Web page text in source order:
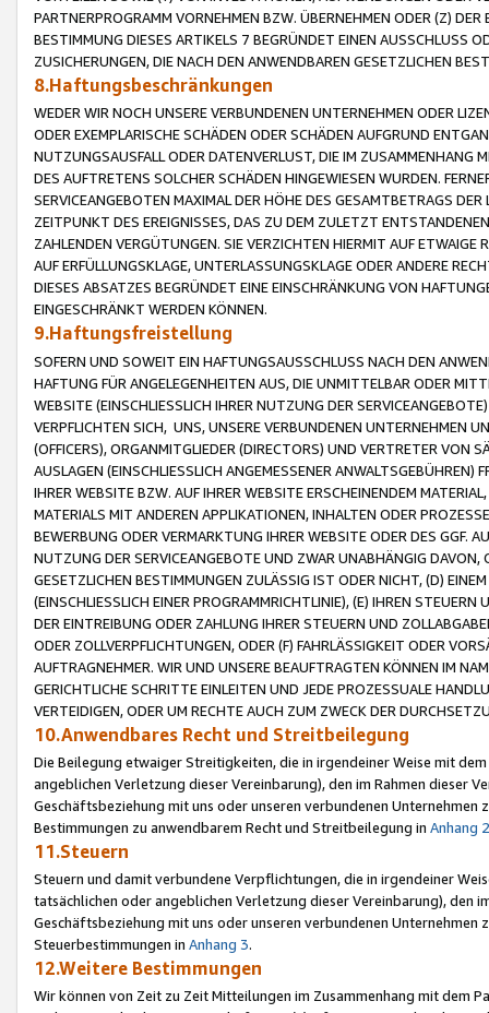
PARTNERPROGRAMM VORNEHMEN BZW. ÜBERNEHMEN ODER (Z)
BESTIMMUNG DIESES ARTIKELS 7 BEGRÜNDET EINEN AUSSCHLUSS
ZUSICHERUNGEN, DIE NACH DEN ANWENDBAREN GESETZLICHEN
8.Haftungsbeschränkungen
WEDER WIR NOCH UNSERE VERBUNDENEN UNTERNEHMEN ODER
ODER EXEMPLARISCHE SCHÄDEN ODER SCHÄDEN AUFGRUND
NUTZUNGSAUSFALL ODER DATENVERLUST, DIE IM ZUSAMMENHANG
DES AUFTRETENS SOLCHER SCHÄDEN HINGEWIESEN WURDEN.
SERVICEANGEBOTEN MAXIMAL DER HÖHE DES GESAMTBETRAGS
ZEITPUNKT DES EREIGNISSES, DAS ZU DEM ZULETZT
ZAHLENDEN VERGÜTUNGEN. SIE VERZICHTEN HIERMIT AUF
AUF ERFÜLLUNGSKLAGE, UNTERLASSUNGSKLAGE ODER ANDERE
DIESES ABSATZES BEGRÜNDET EINE EINSCHRÄNKUNG VON
EINGESCHRÄNKT WERDEN KÖNNEN.
9.Haftungsfreistellung
SOFERN UND SOWEIT EIN HAFTUNGSAUSSCHLUSS NACH DEN
HAFTUNG FÜR ANGELEGENHEITEN AUS, DIE UNMITTELBAR ODER
WEBSITE (EINSCHLIESSLICH IHRER NUTZUNG DER
VERPFLICHTEN SICH, UNS, UNSERE VERBUNDENEN UNTERNEHMEN
(OFFICERS), ORGANMITGLIEDER (DIRECTORS) UND VERTRETER VON
AUSLAGEN (EINSCHLIESSLICH ANGEMESSENER
IHRER WEBSITE BZW. AUF IHRER WEBSITE ERSCHEINENDEM
MATERIALS MIT ANDEREN APPLIKATIONEN, INHALTEN ODER
BEWERBUNG ODER VERMARKTUNG IHRER WEBSITE ODER DES GGF.
NUTZUNG DER SERVICEANGEBOTE UND ZWAR UNABHÄNGIG
GESETZLICHEN BESTIMMUNGEN ZULÄSSIG IST ODER NICHT, (D)
(EINSCHLIESSLICH EINER PROGRAMMRICHTLINIE), (E) IHREN
DER EINTREIBUNG ODER ZAHLUNG IHRER STEUERN UND
ODER ZOLLVERPFLICHTUNGEN, ODER (F) FAHRLÄSSIGKEIT ODER
AUFTRAGNEHMER. WIR UND UNSERE BEAUFTRAGTEN KÖNNEN IM
GERICHTLICHE SCHRITTE EINLEITEN UND JEDE PROZESSUALE
VERTEIDIGEN, ODER UM RECHTE AUCH ZUM ZWECK DER
10.Anwendbares Recht und Streitbeilegung
Die Beilegung etwaiger Streitigkeiten, die in irgendeiner Weise mit
angeblichen Verletzung dieser Vereinbarung), den im Rahmen dieser
Geschäftsbeziehung mit uns oder unseren verbundenen
Bestimmungen zu anwendbarem Recht und Streitbeilegung in Anhang 2
11.Steuern
Steuern und damit verbundene Verpflichtungen, die in irgendeiner
tatsächlichen oder angeblichen Verletzung dieser Vereinbarung), den
Geschäftsbeziehung mit uns oder unseren verbundenen
Steuerbestimmungen in Anhang 3.
12.Weitere Bestimmungen
Wir können von Zeit zu Zeit Mitteilungen im Zusammenhang mit dem